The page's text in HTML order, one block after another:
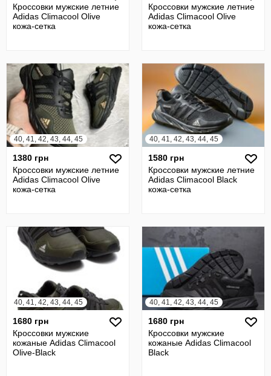
Кроссовки мужские летние
Adidas Climacool Olive
кожа-сетка
Кроссовки мужские летние
Adidas Climacool Olive
кожа-сетка
40, 41, 42, 43, 44, 45
1380 грн
Кроссовки мужские летние
Adidas Climacool Olive
кожа-сетка
40, 41, 42, 43, 44, 45
1580 грн
Кроссовки мужские летние
Adidas Climacool Black
кожа-сетка
40, 41, 42, 43, 44, 45
1680 грн
Кроссовки мужские
кожаные Adidas Climacool
Olive-Black
40, 41, 42, 43, 44, 45
1680 грн
Кроссовки мужские
кожаные Adidas Climacool
Black